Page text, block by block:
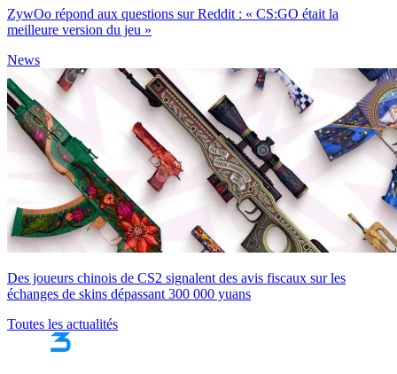
ZywOo répond aux questions sur Reddit : « CS:GO était la
meilleure version du jeu »
News
Des joueurs chinois de CS2 signalent des avis fiscaux sur les
échanges de skins dépassant 300 000 yuans
Toutes les actualités